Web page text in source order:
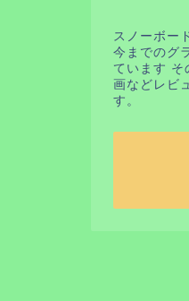
スノーボー
今までのグ
ています そ
画などレビ
す。